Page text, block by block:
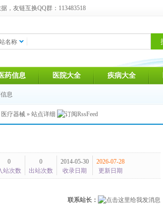
，友链互换QQ群：113483518
名称
药信息 医院大全 疾病大全
息
医疗器械 » 站点详细
0
站次数
0
出站次数
2014-05-30
收录日期
2026-07-28
更新日期
联系站长：